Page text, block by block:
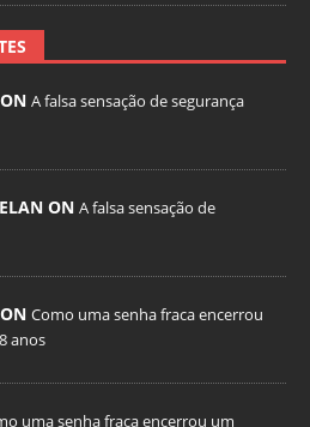
A falsa sensação de segurança
ON A falsa sensação de
Como uma senha fraca encerrou
anos
uma senha fraca encerrou um